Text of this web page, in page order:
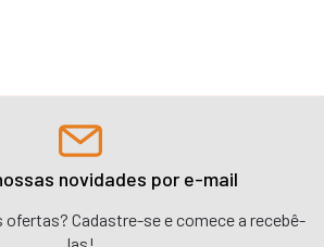
novidades por e-mail
ofertas? Cadastre-se e comece a recebê-